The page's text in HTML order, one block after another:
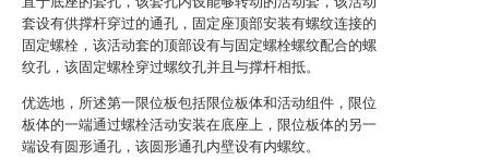
套设有供撑杆穿过的通孔，固定座顶部安装有螺纹连接的
固定螺栓，该活动套的顶部设有与固定螺栓螺纹配合的螺
纹孔，该固定螺栓穿过螺纹孔并且与撑杆相抵。
优选地，所述第一限位板包括限位板体和活动组件，限位
板体的一端通过螺栓活动安装在底座上，限位板体的另一
端设有圆形通孔，该圆形通孔内壁设有内螺纹。